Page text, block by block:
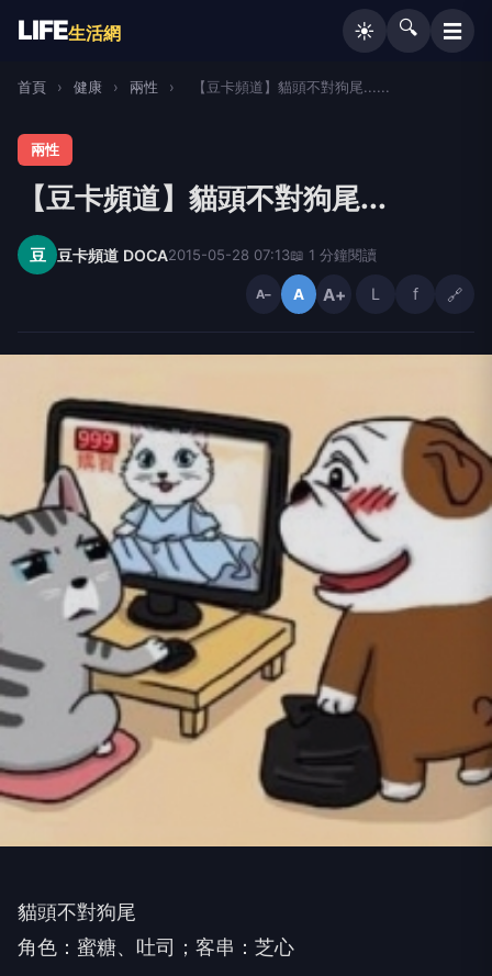
LIFE生活網 ☀️ 🔍 ☰
首頁 › 健康 › 兩性 › 【豆卡頻道】貓頭不對狗尾......
兩性
【豆卡頻道】貓頭不對狗尾...
豆 豆卡頻道 DOCA2015-05-28 07:13📖 1 分鐘閱讀
A− A A+ L f 🔗
貓頭不對狗尾
角色：蜜糖、吐司；客串：芝心